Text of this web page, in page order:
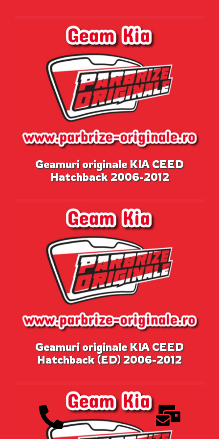
Geamuri originale KIA CEED
Hatchback 2006-2012
Geamuri originale KIA CEED
Hatchback (ED) 2006-2012